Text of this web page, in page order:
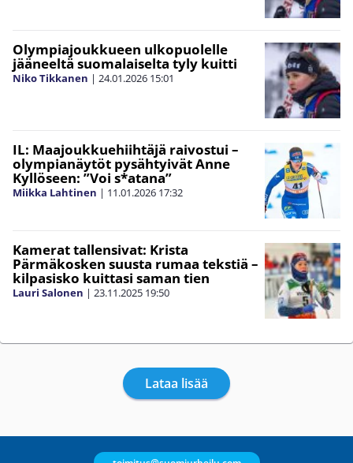
Olympiajoukkueen ulkopuolelle
jääneeltä suomalaiselta tyly kuitti
Niko Tikkanen | 24.01.2026 15:01
IL: Maajoukkuehiihtäjä raivostui –
olympianäytöt pysähtyivät Anne
Kyllöseen: ”Voi s*atana”
Miikka Lahtinen | 11.01.2026 17:32
Kamerat tallensivat: Krista
Pärmäkosken suusta rumaa tekstiä –
kilpasisko kuittasi saman tien
Lauri Salonen | 23.11.2025 19:50
Lataa lisää